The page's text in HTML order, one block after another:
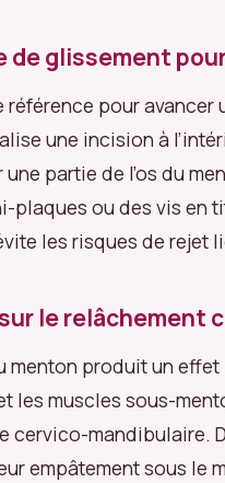
de glissement
référence pour avancer
une incision à
partie de l’os du
plaques ou des vis en
les risques de rejet
le relâchement
menton produit un
les muscles sous-
cervico-mandibulaire.
empâtement sous le